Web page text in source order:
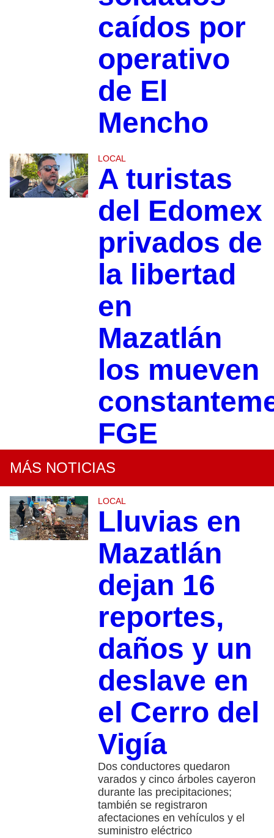
caídos por
operativo
de El
Mencho
LOCAL
A turistas
del Edomex
privados de
la libertad
en
Mazatlán
los mueven
FGE
MÁS NOTICIAS
LOCAL
Lluvias en
Mazatlán
dejan 16
reportes,
daños y un
deslave en
el Cerro del
Vigía
Dos conductores quedaron
varados y cinco árboles cayeron
durante las precipitaciones;
también se registraron
afectaciones en vehículos y el
suministro eléctrico